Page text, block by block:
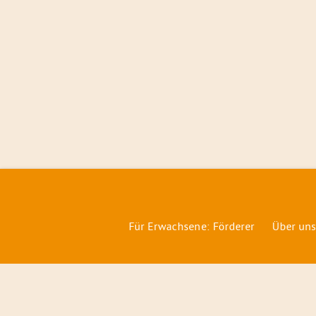
Für Erwachsene: Förderer Über uns